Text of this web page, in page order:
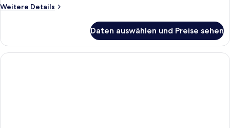
Weitere Details
Weitere
Daten auswählen und Preise sehen